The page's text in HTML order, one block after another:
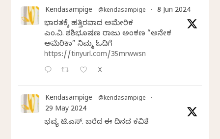
Kendasampige @kendasampige · 8 Jun 2024
ಭಾರತಕ್ಕೆ ಹತ್ತಿರವಾದ ಅಮೇರಿಕ
ಎಂ.ವಿ. ಶಶಿಭೂಷಣ ರಾಜು ಅಂಕಣ “ಅನೇಕ
ಅಮೆರಿಕಾ” ನಿಮ್ಮ ಓದಿಗೆ
https://tinyurl.com/35mrwwsn
X
Kendasampige @kendasampige ·
29 May 2024
ಭವ್ಯ ಟಿ.ಎಸ್. ಬರೆದ ಈ ದಿನದ ಕವಿತೆ